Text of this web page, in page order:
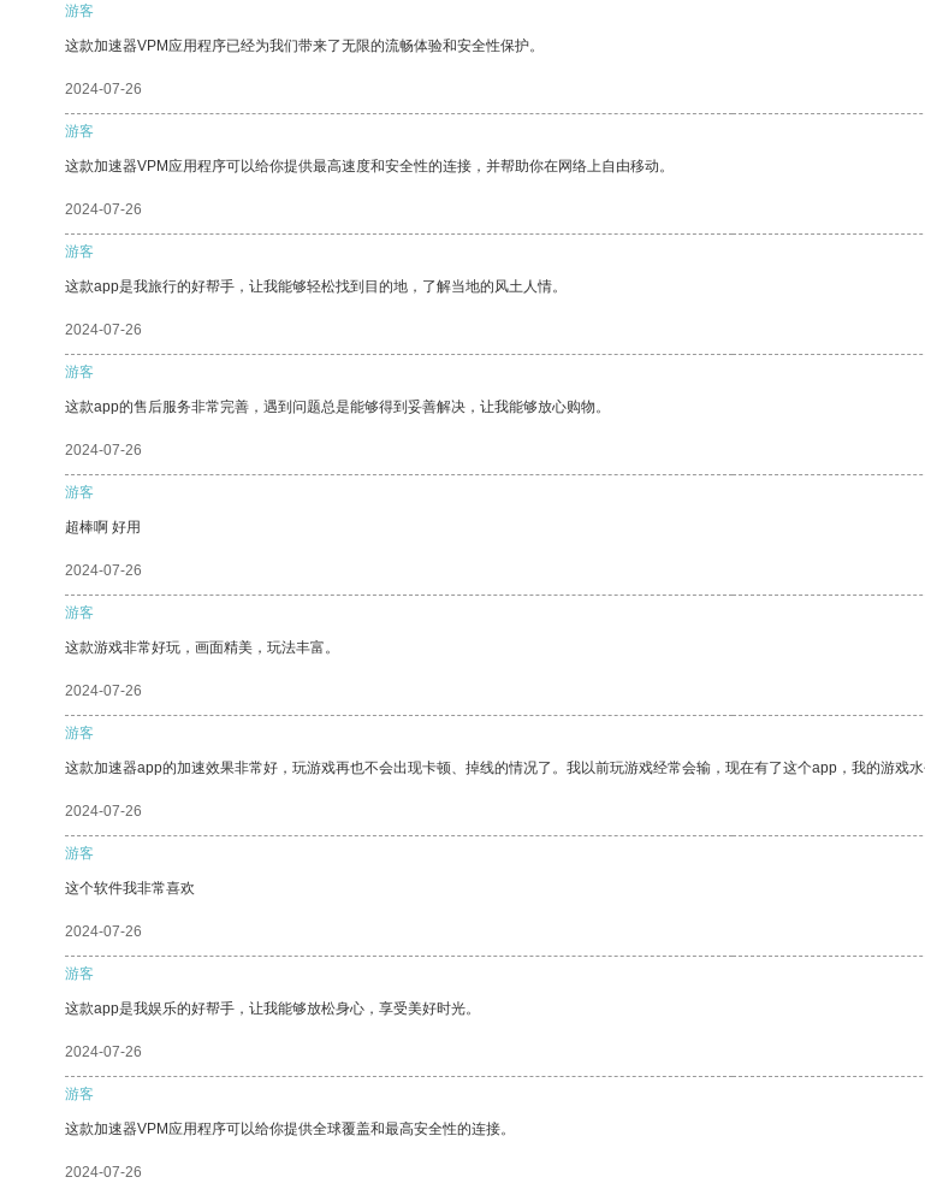
游客
这款加速器VPM应用程序已经为我们带来了无限的流畅体验和安全性保护。
2024-07-26
游客
这款加速器VPM应用程序可以给你提供最高速度和安全性的连接，并帮助你在网络上自由移动。
2024-07-26
游客
这款app是我旅行的好帮手，让我能够轻松找到目的地，了解当地的风土人情。
2024-07-26
游客
这款app的售后服务非常完善，遇到问题总是能够得到妥善解决，让我能够放心购物。
2024-07-26
游客
超棒啊 好用
2024-07-26
游客
这款游戏非常好玩，画面精美，玩法丰富。
2024-07-26
游客
这款加速器app的加速效果非常好，玩游戏再也不会出现卡顿、掉线的情况了。我以前玩游戏经常会输，现在有了这个app，我的游戏水
2024-07-26
游客
这个软件我非常喜欢
2024-07-26
游客
这款app是我娱乐的好帮手，让我能够放松身心，享受美好时光。
2024-07-26
游客
这款加速器VPM应用程序可以给你提供全球覆盖和最高安全性的连接。
2024-07-26